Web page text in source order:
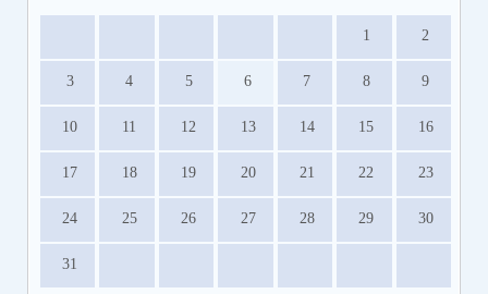
1 2
3 4 5 6 7 8 9
10 11 12 13 14 15 16
17 18 19 20 21 22 23
24 25 26 27 28 29 30
31